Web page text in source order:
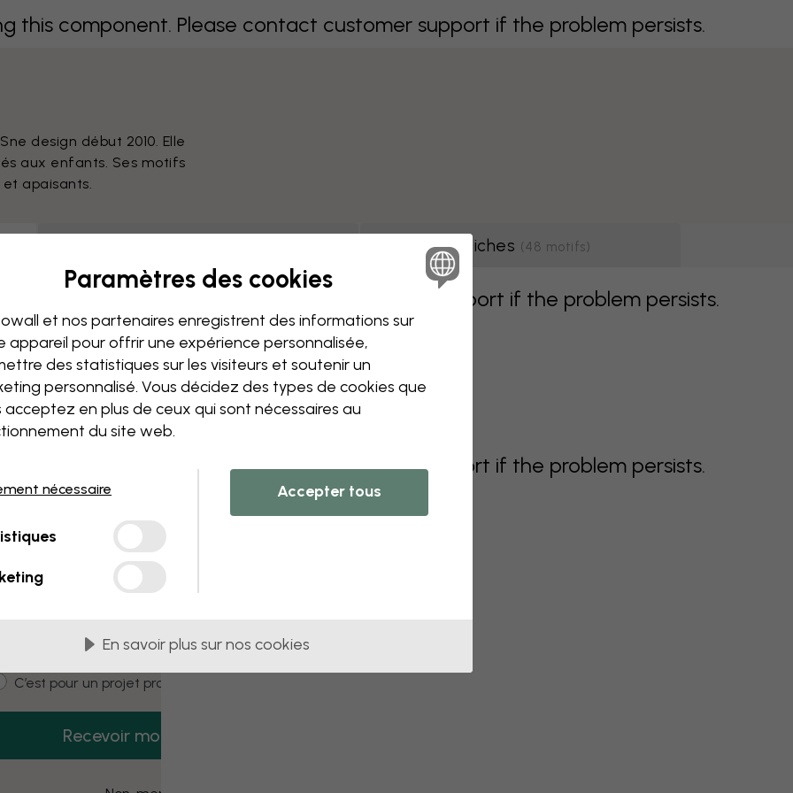
this component. Please contact customer support if the problem persists.
design début 2010. Elle
aux enfants. Ses motifs
apaisants.
Affiches (48 motifs)
this component. Please contact customer support if the problem persists.
Page 1 sur 1 pages
this component. Please contact customer support if the problem persists.
3 échantillons offerts
Recevez 3 échantillons gratuits dès
aujourd’hui.
type
C’est pour un projet pro
Recevoir mon code
Paramètres des cookies
et nos partenaires enregistrent des informations sur
appareil pour offrir une expérience personnalisée,
des statistiques sur les visiteurs et soutenir un
personnalisé. Vous décidez des types de cookies que
acceptez en plus de ceux qui sont nécessaires au
du site web.
nécessaire Accepter tous
En savoir plus sur nos cookies